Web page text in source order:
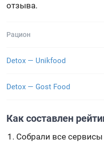
отзыва.
Рацион
Detox — Unikfood
Detox — Gost Food
Как составлен
Собрали все сервисы